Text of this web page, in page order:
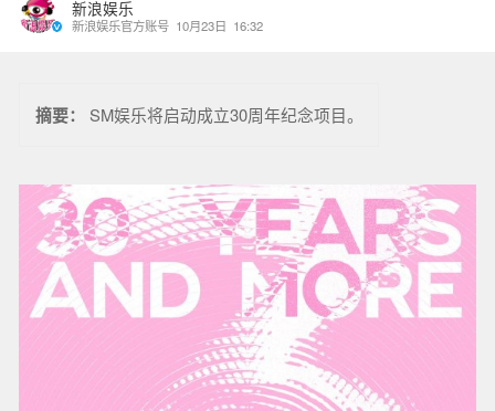
新浪娱乐
新浪娱乐官方账号 10月23日 16:32
摘要： SM娱乐将启动成立30周年纪念项目。